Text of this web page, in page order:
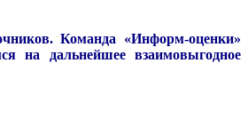
Команда «Информ-оценки»
на дальнейшее взаимовыгодное